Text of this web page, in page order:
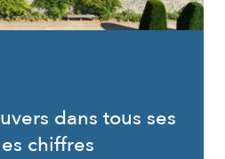
dans tous ses
chiffres